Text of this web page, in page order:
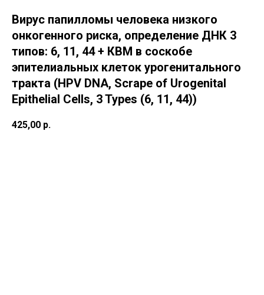
Вирус папилломы человека низкого
онкогенного риска, определение ДНК 3
типов: 6, 11, 44 + КВМ в соскобе
эпителиальных клеток урогенитального
тракта (HPV DNA, Scrape of Urogenital
Epithelial Cells, 3 Types (6, 11, 44))
425,00 р.